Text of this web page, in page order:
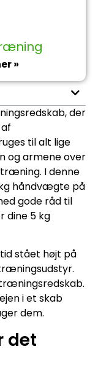
»
der
til alt lige
og armene over
I denne
håndvægte på
gode råd til
dine 5 kg
stået højt på
i et skab
dem.
det